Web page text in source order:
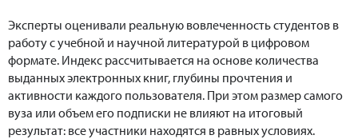
Эксперты оценивали реальную вовлеченность студентов в
работу с учебной и научной литературой в цифровом
формате. Индекс рассчитывается на основе количества
выданных электронных книг, глубины прочтения и
активности каждого пользователя. При этом размер самого
вуза или объем его подписки не влияют на итоговый
результат: все участники находятся в равных условиях.